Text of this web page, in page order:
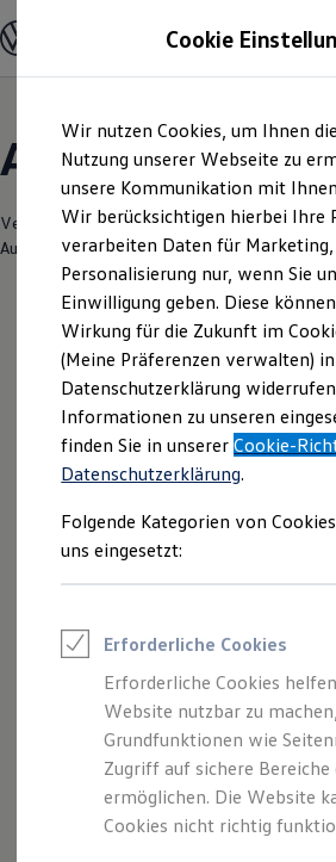
Hauptinhalt
springen
Footer
springen
Modelle & Konfigurator
Nutzfahrzeugkategorien
Modelle konfigurieren
Vorgängermodelle und
Vorgängermodelle
Oldtimer
Bulli Historie
Branchenlösungen &
Umbaulösungen und
Auf- und Umbauten
Groß- und Sonderkunden
Großkunden
Kommunen &
Journalisten
Sportvereine
Branchenlösungen
Bau & Handwerk
Gewerbliche
Service & mobile
Kurier, Logistik & Handel
Kühlfahrzeuge
Feuerwehr
ONE Business ID Vorteile
Fahrzeuge online kaufen
Digitaler Marktplatz
Kauf & Finanzierung
Online-Fahrzeugbewertung
Aktionen & Angebote
E-Auto-Förderung
Für Privatkunden
Für Gewerbekunden
Profi Paket
Angebote &
Verantwortlich für die Inhalte auf dieser Seite
Automobilhandels SE( Impressum &
Leider haben wir im
aktuellen Angebote
Ihre
Probefahrt
Beratung
Cookie
Wir nutzen Cookies, um Ihnen
Nutzung unserer Webseite zu
unsere Kommunikation mit
Wir berücksichtigen hierbei Ihre
verarbeiten Daten für
Personalisierung nur, wenn Sie
Einwilligung geben. Diese
Wirkung für die Zukunft im
(Meine Präferenzen verwalten)
Datenschutzerklärung
Informationen zu unseren
finden Sie in unsererCookie-
Datenschutzerklärung.
Folgende Kategorien von
uns eingesetzt:
Erforderliche Cookies
Erforderliche Cookies
Website nutzbar zu
Grundfunktionen wie
Zugriff auf sichere
ermöglichen. Die Website
Cookies nicht richtig